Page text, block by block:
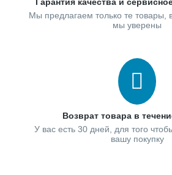
Мы предлагаем только те товары,
мы уверены
Возврат товара в
У вас есть 30 дней, для того
вашу покупку